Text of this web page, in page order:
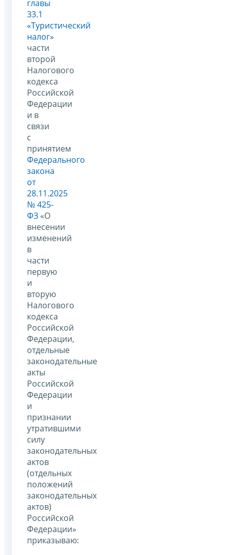
главы
33.1
«Туристический
налог»
части
второй
Налогового
кодекса
Российской
Федерации
и в
связи
с
принятием
Федерального
закона
от
28.11.2025
№ 425-
ФЗ «О
внесении
изменений
в
части
первую
и
вторую
Налогового
кодекса
Российской
Федерации,
отдельные
законодательные
акты
Российской
Федерации
и
признании
утратившими
силу
законодательных
актов
(отдельных
положений
законодательных
актов)
Российской
Федерации»
приказываю: